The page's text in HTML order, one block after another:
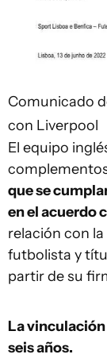
Comunicado
con Liverpool
El equipo
que se
en el acuerdo
relación con
futbolista y
partir de su
La
seis años.